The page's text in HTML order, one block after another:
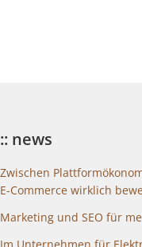
:: news
Zwischen
E-Commerce wirklich
Marketing und SEO für